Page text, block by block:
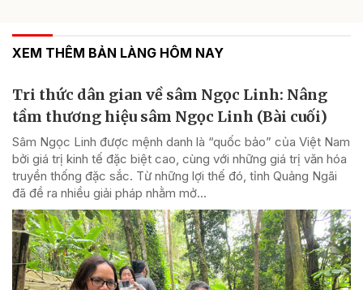
XEM THÊM BẢN LÀNG HÔM NAY
Tri thức dân gian về sâm Ngọc Linh: Nâng
tầm thương hiệu sâm Ngọc Linh (Bài cuối)
Sâm Ngọc Linh được mệnh danh là “quốc bảo” của Việt Nam
bởi giá trị kinh tế đặc biệt cao, cùng với những giá trị văn hóa
truyền thống đặc sắc. Từ những lợi thế đó, tỉnh Quảng Ngãi
đã đề ra nhiều giải pháp nhằm mở...